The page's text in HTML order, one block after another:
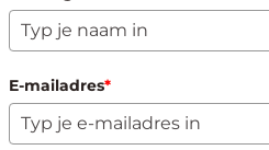
E-mailadres*